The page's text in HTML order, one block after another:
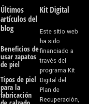
t
a
g
r
a
m
Últimos
artículos del
blog
Beneficios de
usar zapatos
de piel
Tipos de piel
para la
fabricación
Kit Digital
Este sitio web
ha sido
financiado a
través del
programa Kit
Digital del
Plan de
Recuperación,